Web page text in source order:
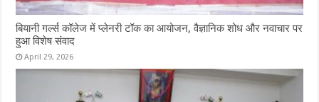
बियानी गर्ल्स कॉलेज में प्लेनरी टॉक का आयोजन, वैज्ञानिक शोध और नवाचार पर
हुआ विशेष संवाद
April 29, 2026